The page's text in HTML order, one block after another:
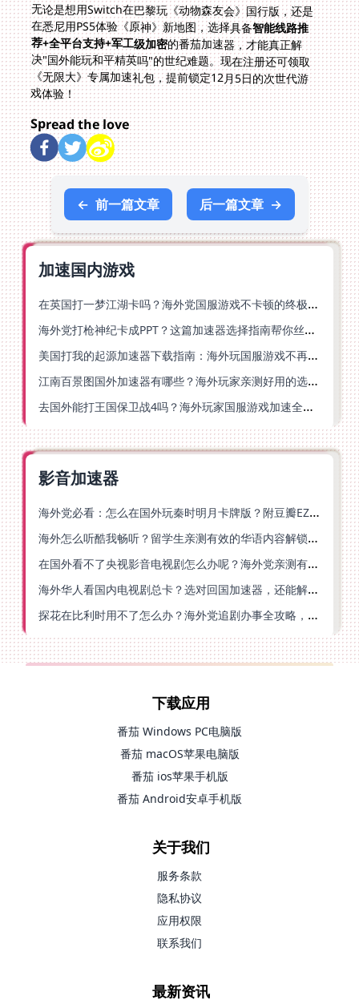
无论是想用Switch在巴黎玩《动物森友会》国行版，还是
在悉尼用PS5体验《原神》新地图，选择具备智能线路推
荐+全平台支持+军工级加密的番茄加速器，才能真正解
决"国外能玩和平精英吗"的世纪难题。现在注册还可领取
《无限大》专属加速礼包，提前锁定12月5日的次世代游
戏体验！
Spread the love
← 前一篇文章 后一篇文章 →
加速国内游戏
在英国打一梦江湖卡吗？海外党国服游戏不卡顿的终极解法
海外党打枪神纪卡成PPT？这篇加速器选择指南帮你丝滑上分
美国打我的起源加速器下载指南：海外玩国服游戏不再卡的终极方案
江南百景图国外加速器有哪些？海外玩家亲测好用的选择与避坑指南
去国外能打王国保卫战4吗？海外玩家国服游戏加速全攻略（附公主连结幻想江湖实测）
影音加速器
海外党必看：怎么在国外玩秦时明月卡牌版？附豆瓣EZCast地区限制破解法
海外怎么听酷我畅听？留学生亲测有效的华语内容解锁指南
在国外看不了央视影音电视剧怎么办呢？海外党亲测有效的回国加速方案
海外华人看国内电视剧总卡？选对回国加速器，还能解决菲律宾打不开反诈中心的问题
探花在比利时用不了怎么办？海外党追剧办事全攻略，选对加速器就够了
下载应用
番茄 Windows PC电脑版
番茄 macOS苹果电脑版
番茄 ios苹果手机版
番茄 Android安卓手机版
关于我们
服务条款
隐私协议
应用权限
联系我们
最新资讯